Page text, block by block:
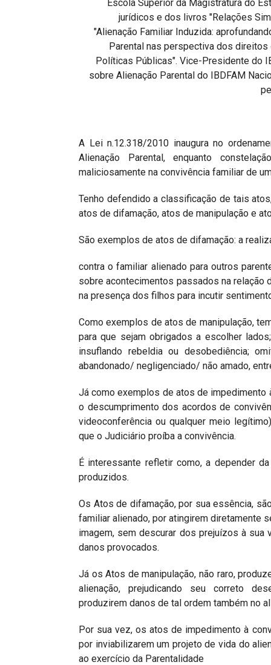
Escola Superior da Magistratura do
jurídicos e dos livros "Relações
"Alienação Familiar Induzida:
Parental nas perspectiva dos
Políticas Públicas". Vice-Presidente do
sobre Alienação Parental do IBDFAM
A Lei n.12.318/2010 inaugura no
Alienação Parental, enquanto
maliciosamente na convivência familiar de
Tenho defendido a classificação de tais
atos de difamação, atos de manipulação e
São exemplos de atos de difamação: a
contra o familiar alienado para outros
sobre acontecimentos passados na relação
na presença dos filhos para incutir
Como exemplos de atos de manipulação,
para que sejam obrigados a escolher
insuflando rebeldia ou desobediência;
abandonado/ negligenciado/ não amado,
Já como exemplos de atos de impedimento
o descumprimento dos acordos de
videoconferência ou qualquer meio
que o Judiciário proíba a convivência.
É interessante refletir como, a depender
produzidos.
Os Atos de difamação, por sua essência,
familiar alienado, por atingirem diretamente
imagem, sem descurar dos prejuízos à
danos provocados.
Já os Atos de manipulação, não raro,
alienação, prejudicando seu correto
produzirem danos de tal ordem também no
Por sua vez, os atos de impedimento à
por inviabilizarem um projeto de vida do
ao exercício da Parentalidade